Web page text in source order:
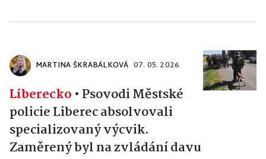
MARTINA ŠKRABÁLKOVÁ 07. 05. 2026
Liberecko • Psovodi Městské
policie Liberec absolvovali
specializovaný výcvik.
Zaměrený byl na zvládání davu